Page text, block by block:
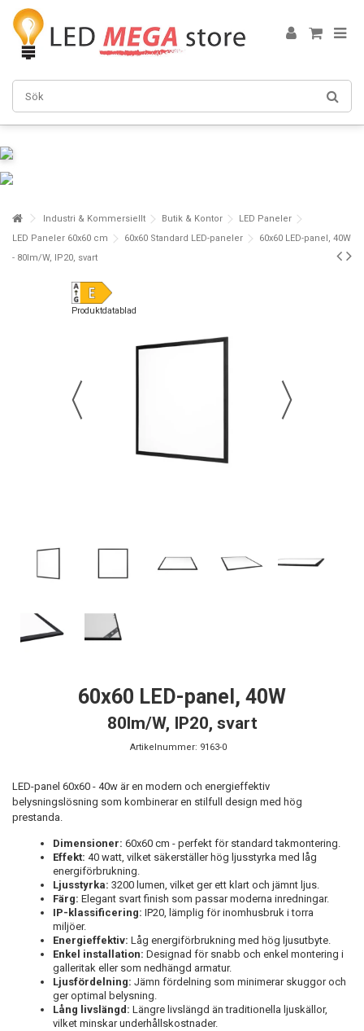
Industri & Kommersiellt Butik & Kontor
LED Paneler
LED Paneler 60x60 cm
60x60 Standard LED-paneler
60x60 LED-panel, 40W
- 80lm/W, IP20, svart
Produktdatablad
60x60 LED-panel, 40W
80lm/W, IP20, svart
Artikelnummer: 9163-0
LED-panel 60x60 - 40w är en modern och energieffektiv
belysningslösning som kombinerar en stilfull design med hög
prestanda.
Dimensioner: 60x60 cm - perfekt för standard takmontering.
Effekt: 40 watt, vilket säkerställer hög ljusstyrka med låg
energiförbrukning.
Ljusstyrka: 3200 lumen, vilket ger ett klart och jämnt ljus.
Färg: Elegant svart finish som passar moderna inredningar.
IP-klassificering: IP20, lämplig för inomhusbruk i torra
miljöer.
Energieffektiv: Låg energiförbrukning med hög ljusutbyte.
Enkel installation: Designad för snabb och enkel montering i
galleritak eller som nedhängd armatur.
Ljusfördelning: Jämn fördelning som minimerar skuggor och
ger optimal belysning.
Lång livslängd: Längre livslängd än traditionella ljuskällor,
vilket minskar underhållskostnader.